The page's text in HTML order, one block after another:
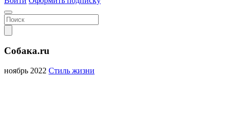
Собака.ru
ноябрь 2022 Стиль жизни